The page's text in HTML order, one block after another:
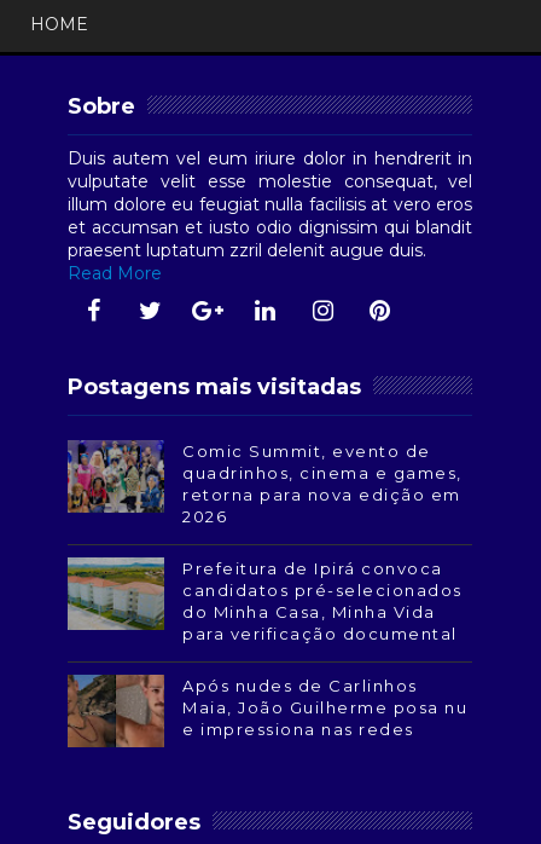
HOME
Sobre
Duis autem vel eum iriure dolor in hendrerit in
vulputate velit esse molestie consequat, vel
illum dolore eu feugiat nulla facilisis at vero eros
et accumsan et iusto odio dignissim qui blandit
praesent luptatum zzril delenit augue duis.
Read More
Postagens mais visitadas
Comic Summit, evento de
quadrinhos, cinema e games,
retorna para nova edição em
2026
Prefeitura de Ipirá convoca
candidatos pré-selecionados
do Minha Casa, Minha Vida
para verificação documental
Após nudes de Carlinhos
Maia, João Guilherme posa nu
e impressiona nas redes
Seguidores